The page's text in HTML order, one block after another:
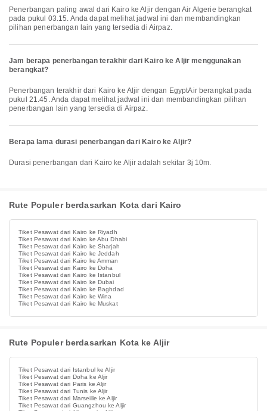
Penerbangan paling awal dari Kairo ke Aljir dengan Air Algerie berangkat
pada pukul 03.15. Anda dapat melihat jadwal ini dan membandingkan
pilihan penerbangan lain yang tersedia di Airpaz.
Jam berapa penerbangan terakhir dari Kairo ke Aljir menggunakan
berangkat?
Penerbangan terakhir dari Kairo ke Aljir dengan EgyptAir berangkat pada
pukul 21.45. Anda dapat melihat jadwal ini dan membandingkan pilihan
penerbangan lain yang tersedia di Airpaz.
Berapa lama durasi penerbangan dari Kairo ke Aljir?
Durasi penerbangan dari Kairo ke Aljir adalah sekitar 3j 10m.
Rute Populer berdasarkan Kota dari Kairo
Tiket Pesawat dari Kairo ke Riyadh
Tiket Pesawat dari Kairo ke Abu Dhabi
Tiket Pesawat dari Kairo ke Sharjah
Tiket Pesawat dari Kairo ke Jeddah
Tiket Pesawat dari Kairo ke Amman
Tiket Pesawat dari Kairo ke Doha
Tiket Pesawat dari Kairo ke Istanbul
Tiket Pesawat dari Kairo ke Dubai
Tiket Pesawat dari Kairo ke Baghdad
Tiket Pesawat dari Kairo ke Wina
Tiket Pesawat dari Kairo ke Muskat
Rute Populer berdasarkan Kota ke Aljir
Tiket Pesawat dari Istanbul ke Aljir
Tiket Pesawat dari Doha ke Aljir
Tiket Pesawat dari Paris ke Aljir
Tiket Pesawat dari Tunis ke Aljir
Tiket Pesawat dari Marseille ke Aljir
Tiket Pesawat dari Guangzhou ke Aljir